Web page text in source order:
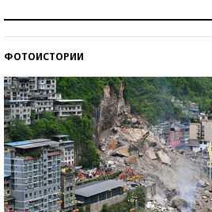
ФОТОИСТОРИИ